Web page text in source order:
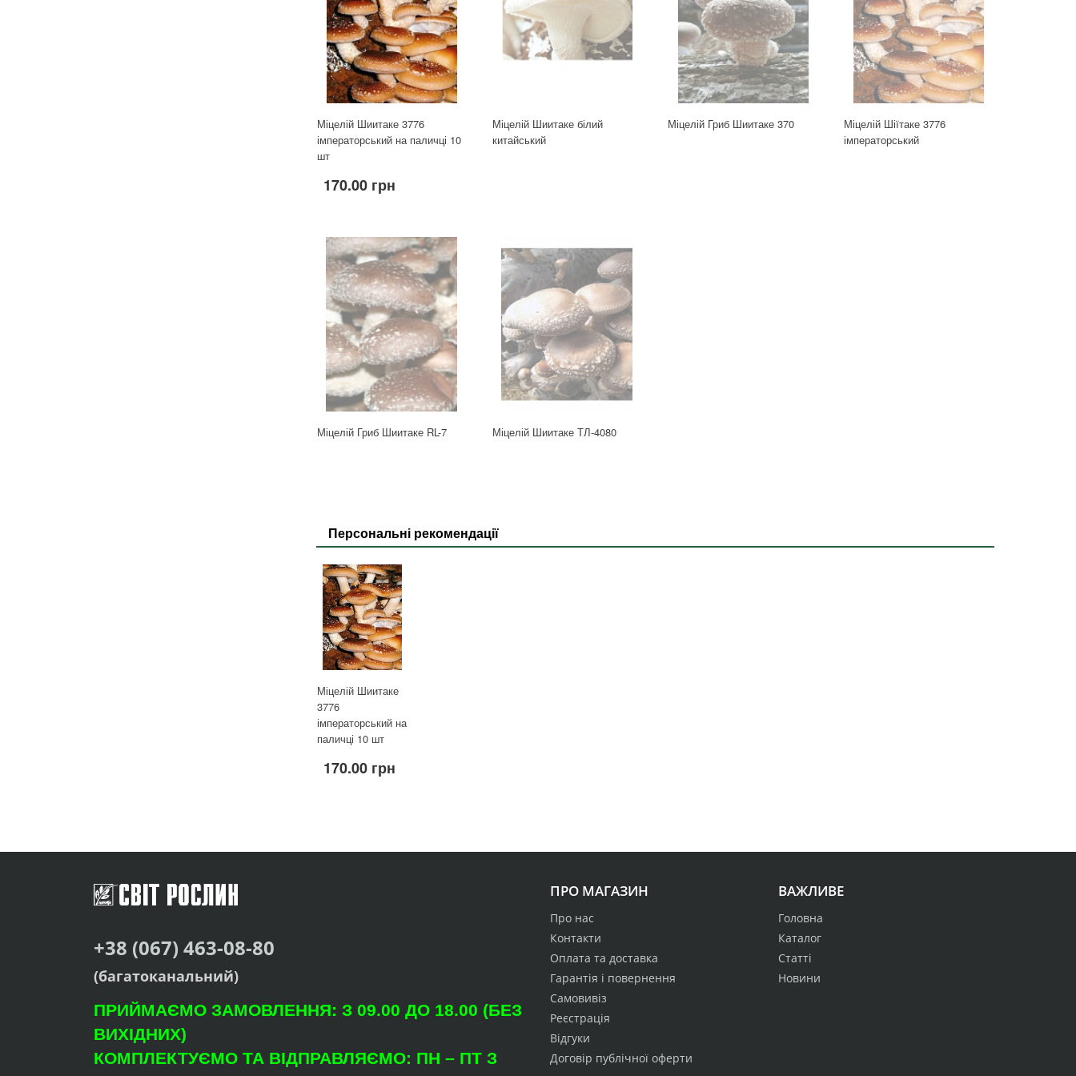
Міцелій Шиитаке 3776
імператорський на паличці 10
шт
170.00 грн
Міцелій Шиитаке білий
китайський
Міцелій Гриб Шиитаке 370
Міцелій Шіїтаке 3776
імператорський
Міцелій Гриб Шиитаке RL-7 Міцелій Шиитаке ТЛ-4080
Персональні рекомендації
Міцелій Шиитаке
3776
імператорський на
паличці 10 шт
170.00 грн
ПРО МАГАЗИН
Про нас
Контакти
Оплата та доставка
Гарантія і повернення
Самовивіз
Реєстрація
Відгуки
Договір публічної оферти
ВАЖЛИВЕ
Головна
Каталог
Статті
Новини
+38 (067) 463-08-80
(багатоканальний)
ПРИЙМАЄМО ЗАМОВЛЕННЯ: З 09.00 ДО 18.00 (БЕЗ
ВИХІДНИХ)
КОМПЛЕКТУЄМО ТА ВІДПРАВЛЯЄМО: ПН – ПТ З